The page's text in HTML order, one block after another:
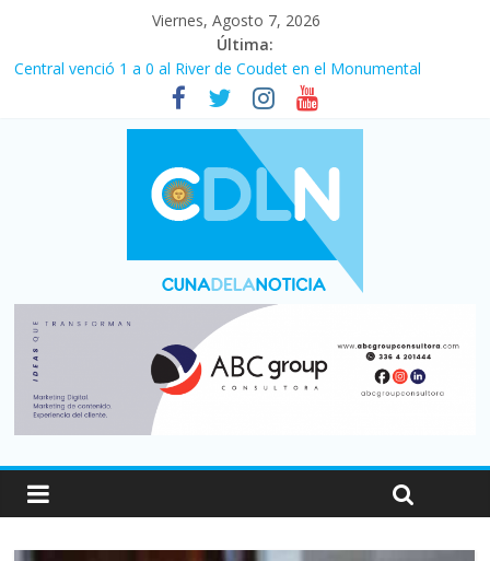
Viernes, Agosto 7, 2026
Última:
Central venció 1 a 0 al River de Coudet en el Monumental
La morosidad alcanzó su nivel más alto en dos décadas y ya
afecta a 400 mil deudores en Santa Fe
Desde que asumió Milei cerraron 41.000 kioscos: el sector
denuncia crisis como en 2001
Vacaciones de invierno con más movimiento y consumo
turístico: 4,6 millones de personas viajaron por el país, un 5,9%
Fuerte caída de la venta de autos usados en julio: bajó un 12,6%